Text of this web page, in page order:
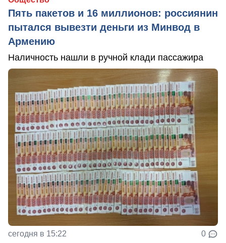
Пять пакетов и 16 миллионов: россиянин
пытался вывезти деньги из Минвод в
Армению
Наличность нашли в ручной клади пассажира
сегодня в 15:22 0